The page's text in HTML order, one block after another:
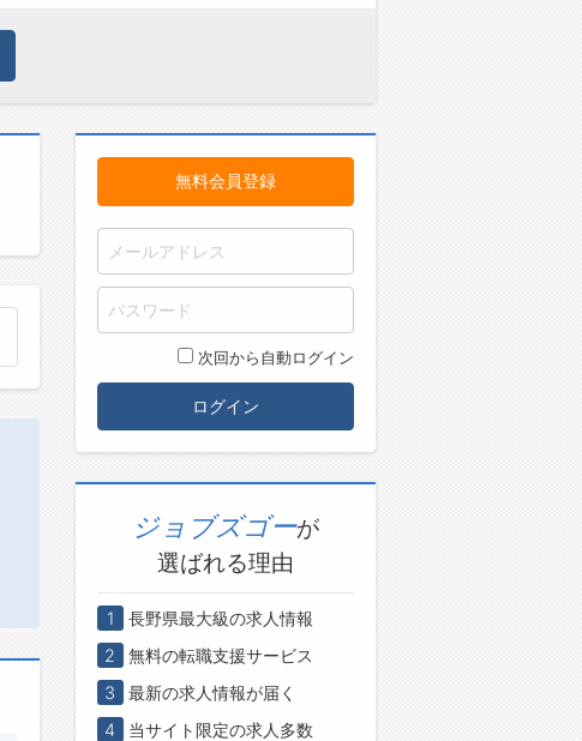
無料会員登録
次回から自動ログイン
ログイン
ジョブズゴーが
選ばれる理由
1
長野県最大級の求人情報
2
無料の転職支援サービス
3
最新の求人情報が届く
4
当サイト限定の求人多数